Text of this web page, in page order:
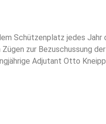
Schützenplatz jedes Jahr
zur Bezuschussung
Adjutant Otto